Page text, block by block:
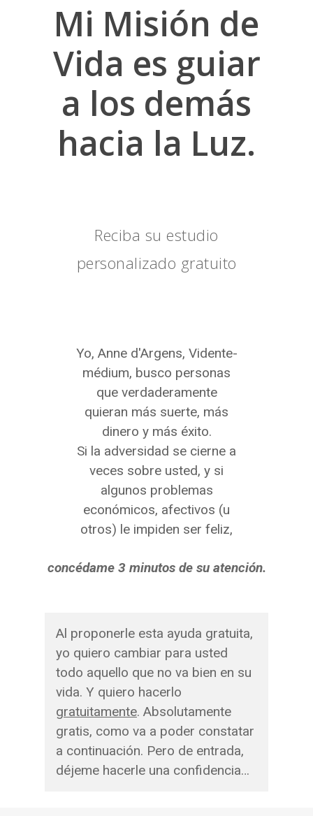
Mi Misión de
Vida es guiar
a los demás
hacia la Luz.
Reciba su estudio
personalizado gratuito
Yo, Anne d'Argens, Vidente-
médium, busco personas
que verdaderamente
quieran más suerte, más
dinero y más éxito.
Si la adversidad se cierne a
veces sobre usted, y si
algunos problemas
económicos, afectivos (u
otros) le impiden ser feliz,
concédame 3 minutos de su atención.
Al proponerle esta ayuda gratuita,
yo quiero cambiar para usted
todo aquello que no va bien en su
vida. Y quiero hacerlo
gratuitamente. Absolutamente
gratis, como va a poder constatar
a continuación. Pero de entrada,
déjeme hacerle una confidencia…